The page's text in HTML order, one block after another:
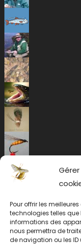
Pour offrir les
technologies telles
informations des
nous permettra de
de navigation ou les ID